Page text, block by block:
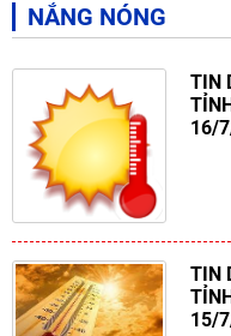
NẮNG NÓNG
TIN
16/
TIN
15/